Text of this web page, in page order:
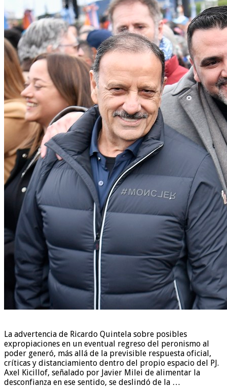
La advertencia de Ricardo Quintela sobre posibles
expropiaciones en un eventual regreso del peronismo al
poder generó, más allá de la previsible respuesta oficial,
críticas y distanciamiento dentro del propio espacio del PJ.
Axel Kicillof, señalado por Javier Milei de alimentar la
desconfianza en ese sentido, se deslindó de la …